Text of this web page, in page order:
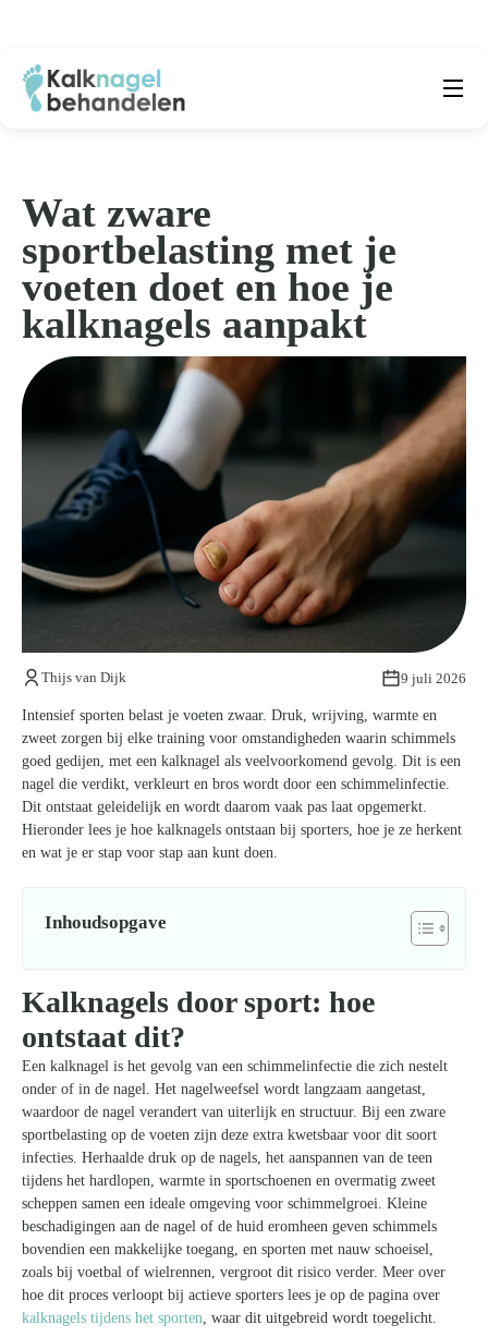
Middelen kalknagels
Reviews
Kennisbank
Over ons
Kom van je kalknagels af
Wat zware
sportbelasting met je
voeten doet en hoe je
kalknagels aanpakt
Thijs van Dijk 9 juli 2026
Intensief sporten belast je voeten zwaar. Druk, wrijving, warmte en
zweet zorgen bij elke training voor omstandigheden waarin schimmels
goed gedijen, met een kalknagel als veelvoorkomend gevolg. Dit is een
nagel die verdikt, verkleurt en bros wordt door een schimmelinfectie.
Dit ontstaat geleidelijk en wordt daarom vaak pas laat opgemerkt.
Hieronder lees je hoe kalknagels ontstaan bij sporters, hoe je ze herkent
en wat je er stap voor stap aan kunt doen.
Inhoudsopgave
Kalknagels door sport: hoe
ontstaat dit?
Een kalknagel is het gevolg van een schimmelinfectie die zich nestelt
onder of in de nagel. Het nagelweefsel wordt langzaam aangetast,
waardoor de nagel verandert van uiterlijk en structuur. Bij een zware
sportbelasting op de voeten zijn deze extra kwetsbaar voor dit soort
infecties. Herhaalde druk op de nagels, het aanspannen van de teen
tijdens het hardlopen, warmte in sportschoenen en overmatig zweet
scheppen samen een ideale omgeving voor schimmelgroei. Kleine
beschadigingen aan de nagel of de huid eromheen geven schimmels
bovendien een makkelijke toegang, en sporten met nauw schoeisel,
zoals bij voetbal of wielrennen, vergroot dit risico verder. Meer over
hoe dit proces verloopt bij actieve sporters lees je op de pagina over
kalknagels tijdens het sporten, waar dit uitgebreid wordt toegelicht.